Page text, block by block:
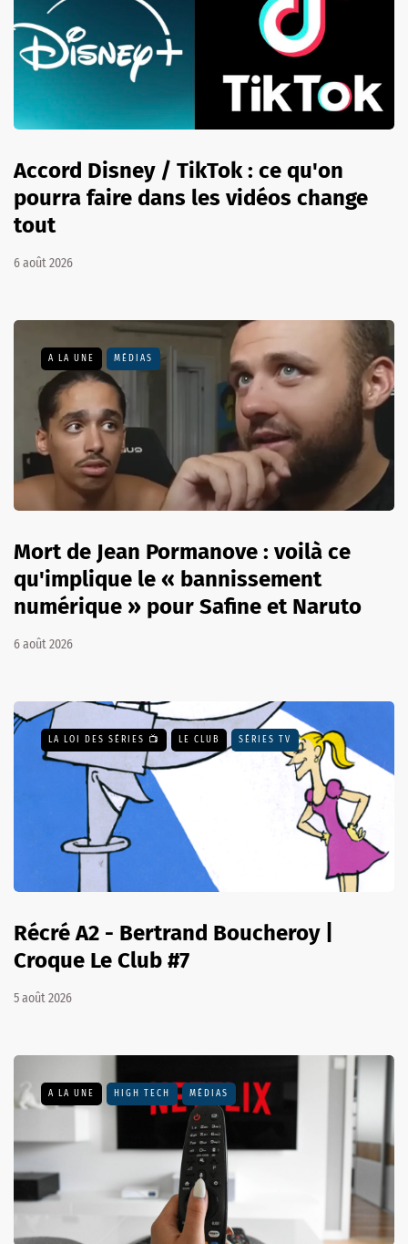
Accord Disney / TikTok : ce qu'on
pourra faire dans les vidéos change
tout
6 août 2026
A LA UNE MÉDIAS
Mort de Jean Pormanove : voilà ce
qu'implique le « bannissement
numérique » pour Safine et Naruto
6 août 2026
LA LOI DES SÉRIES 📺 LE CLUB SÉRIES TV
Récré A2 - Bertrand Boucheroy |
Croque Le Club #7
5 août 2026
A LA UNE HIGH TECH MÉDIAS